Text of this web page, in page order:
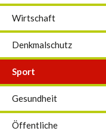
Wirtschaft
Denkmalschutz
Sport
Gesundheit
Öffentliche